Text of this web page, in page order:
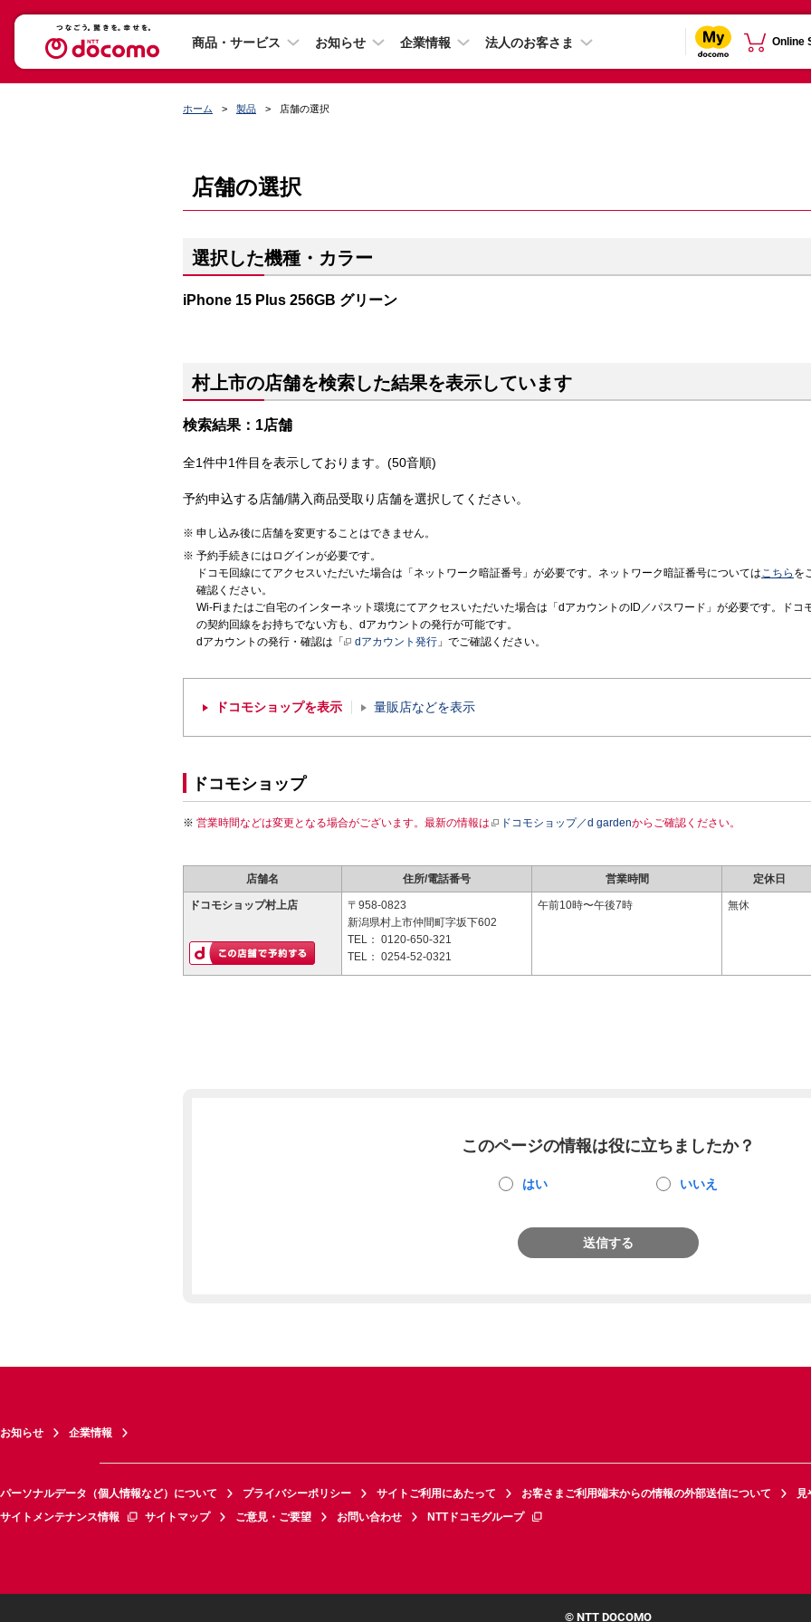
商品・サービス お知らせ 企業情報 法人のお客さま Online
ホーム 製品 店舗の選択
店舗の選択
選択した機種・カラー
iPhone 15 Plus 256GB グリーン
村上市の店舗を検索した結果を表示しています
検索結果：1店舗
全1件中1件目を表示しております。(50音順)
予約申込する店舗/購入商品受取り店舗を選択してください。
申し込み後に店舗を変更することはできません。
予約手続きにはログインが必要です。
ドコモ回線にてアクセスいただいた場合は「ネットワーク暗証番号」が必要です。ネットワーク暗証番号についてはこちら を
確認ください。
Wi-Fiまたはご自宅のインターネット環境にてアクセスいただいた場合は「dアカウントのID／パスワード」が必要です。ドコ
の契約回線をお持ちでない方も、dアカウントの発行が可能です。
dアカウントの発行・確認は「
dアカウント発行 」でご確認ください。
ドコモショップを表示 量販店などを表示
ドコモショップ
営業時間などは変更となる場合がございます。最新の情報は ドコモショップ／d gardenからご確認ください。
店舗名 住所/電話番号 営業時間 定休日
ドコモショップ村上店
〒958-0823
新潟県村上市仲間町字坂下602
TEL： 0120-650-321
TEL： 0254-52-0321
午前10時〜午後7時 無休
このページの情報は役に立ちましたか？
はい いいえ
送信する
お知らせ 企業情報
パーソナルデータ（個人情報など）について プライバシーポリシー サイトご利用にあたって お客さまご利用端末からの情報の外部送信について
見
サイトメンテナンス情報
サイトマップ ご意見・ご要望 お問い合わせ NTTドコモグループ
© NTT DOCOMO